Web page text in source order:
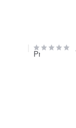
Průměrné
hodnocení